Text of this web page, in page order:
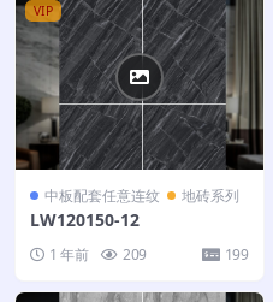
VIP
中板配套任意连纹 地砖系列
LW120150-12
1 年前 209 199